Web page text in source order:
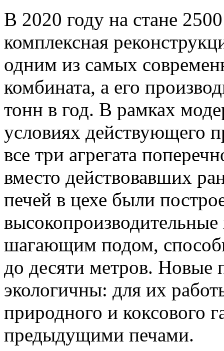
В 2020 году на стане
комплексная
одним из самых
комбината, а его
тонн в год. В рамках
условиях действующего
все три агрегата
вместо действовавших
печей в цехе были
высокопроизводительные
шагающим подом,
до десяти метров. Новые
экологичны: для их
природного и коксового
предыдущими печами.